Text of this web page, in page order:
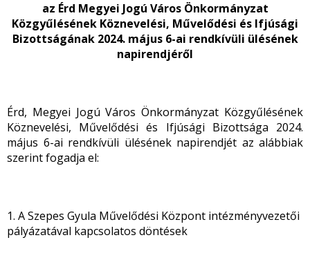
az Érd Megyei Jogú Város Önkormányzat
Közgyűlésének Köznevelési, Művelődési és Ifjúsági
Bizottságának 2024. május 6-ai rendkívüli ülésének
napirendjéről
Érd, Megyei Jogú Város Önkormányzat Közgyűlésének
Köznevelési, Művelődési és Ifjúsági Bizottsága 2024.
május 6-ai rendkívüli ülésének napirendjét az alábbiak
szerint fogadja el:
1. A Szepes Gyula Művelődési Központ intézményvezetői
pályázatával kapcsolatos döntések